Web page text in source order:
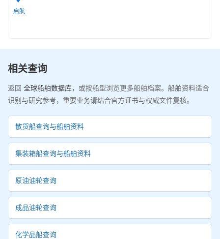
启航
相关查询
返回 全球船舶数据库，或按船型浏览更多船舶档案。船舶资料适合
识别与研究参考，重要业务请结合官方证书与权威文件复核。
散货船查询与船舶资料
集装箱船查询与船舶资料
原油油轮查询
成品油轮查询
化学品船查询